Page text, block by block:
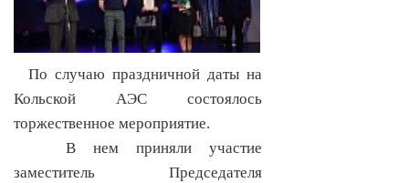
По случаю праздничной даты на
Кольской АЭС состоялось
торжественное мероприятие.
В нем приняли участие
заместитель Председателя